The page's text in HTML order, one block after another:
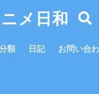
メ日和
類 日記 お問い合